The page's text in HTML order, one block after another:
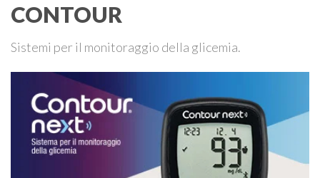
CONTOUR
Sistemi per il monitoraggio della glicemia.